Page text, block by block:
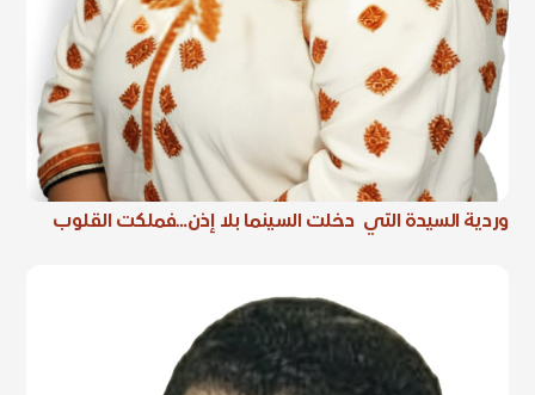
وردية السيدة التي دخلت السينما بلا إذن…فملكت القلوب